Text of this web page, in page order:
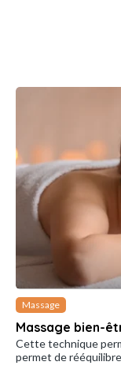
Massage
Massage bien-
Cette technique
permet de